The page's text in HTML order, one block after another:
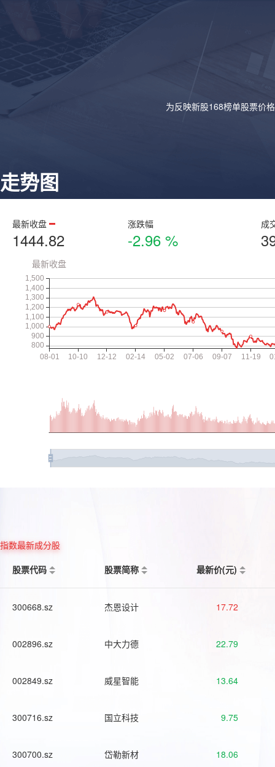
为反映新股168榜单股票价
走势图
最新收盘
1444.82
涨跌幅
-2.96 %
成
指数最新成分股
股票代码
股票简称 最新价(元)
300668.sz 杰恩设计 17.72
002896.sz 中大力德 22.79
002849.sz 威星智能 13.64
300716.sz 国立科技 9.75
300700.sz 岱勒新材 18.06